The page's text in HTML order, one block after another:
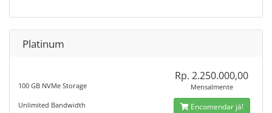
Platinum
100 GB NVMe Storage
Unlimited Bandwidth
Rp. 2.250.000,00
Mensalmente
Encomendar já!